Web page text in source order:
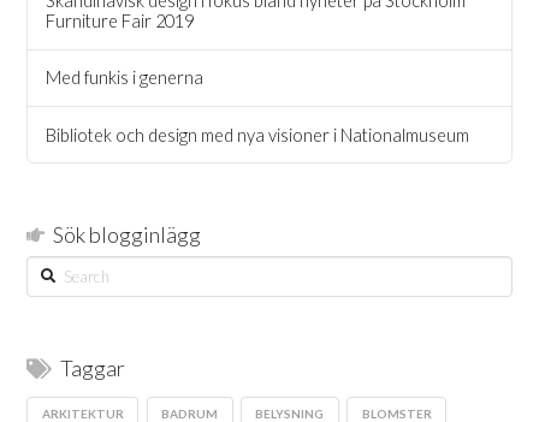
Furniture Fair 2019
Med funkis i generna
Bibliotek och design med nya visioner i Nationalmuseum
Sök blogginlägg
Search
Taggar
ARKITEKTUR BADRUM BELYSNING BLOMSTER